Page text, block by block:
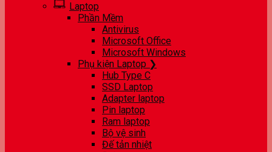
Laptop
Phần Mềm
Antivirus
Microsoft Office
Microsoft Windows
Phụ kiện Laptop ❯
Hub Type C
SSD Laptop
Adapter laptop
Pin laptop
Ram laptop
Bộ vệ sinh
Đế tản nhiệt